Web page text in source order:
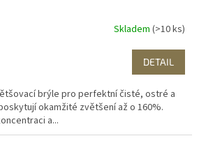
Skladem (>10 ks)
DETAIL
brýle pro perfektní čisté, ostré a
okamžité zvětšení až o 160%.
a...